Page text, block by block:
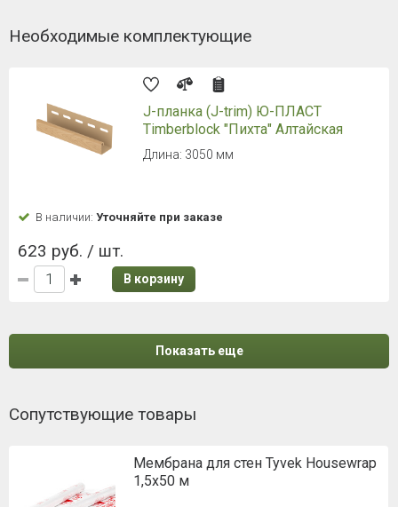
Необходимые комплектующие
J-планка (J-trim) Ю-ПЛАСТ
Timberblock "Пихта" Алтайская
Длина: 3050 мм
В наличии: Уточняйте при заказе
623 руб. / шт.
В корзину
Показать еще
Сопутствующие товары
Мембрана для стен Tyvek Housewrap
1,5х50 м